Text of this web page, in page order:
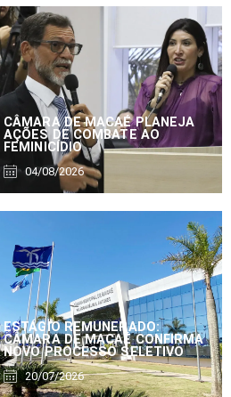
CÂMARA DE MACAÉ PLANEJA
AÇÕES DE COMBATE AO
FEMINICÍDIO
04/08/2026
ESTÁGIO REMUNERADO:
CÂMARA DE MACAÉ CONFIRMA
NOVO PROCESSO SELETIVO
20/07/2026